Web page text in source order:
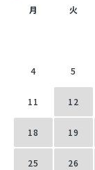
月 火
4 5
11 12
18 19
25 26